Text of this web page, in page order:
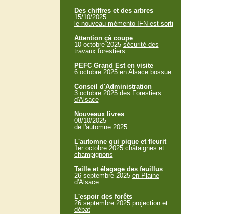
Des chiffres et des arbres
15/10/2025
le nouveau mémento IFN est sorti
Attention çà coupe
10 octobre 2025 sécurité des
travaux forestiers
PEFC Grand Est en visite
6 octobre 2025 en Alsace bossue
Conseil d'Administration
3 octobre 2025 des Forestiers
d'Alsace
Nouveaux livres
08/10/2025
de l'automne 2025
L'automne qui pique et fleurit
1er octobre 2025 châtaignes et
champignons
Taille et élagage des feuillus
26 septembre 2025 en Plaine
d'Alsace
L'espoir des forêts
26 septembre 2025 projection et
débat